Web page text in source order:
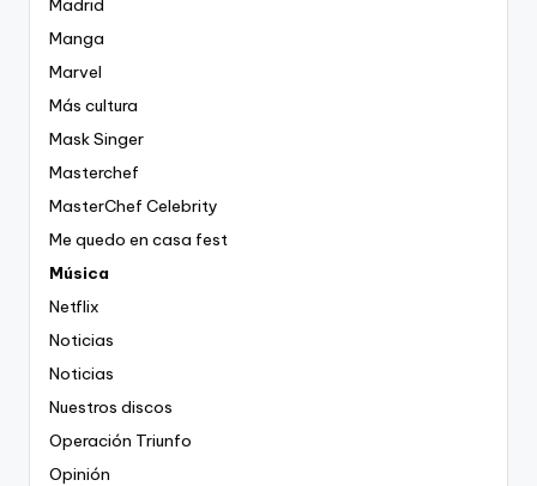
Madrid
Manga
Marvel
Más cultura
Mask Singer
Masterchef
MasterChef Celebrity
Me quedo en casa fest
Música
Netflix
Noticias
Noticias
Nuestros discos
Operación Triunfo
Opinión